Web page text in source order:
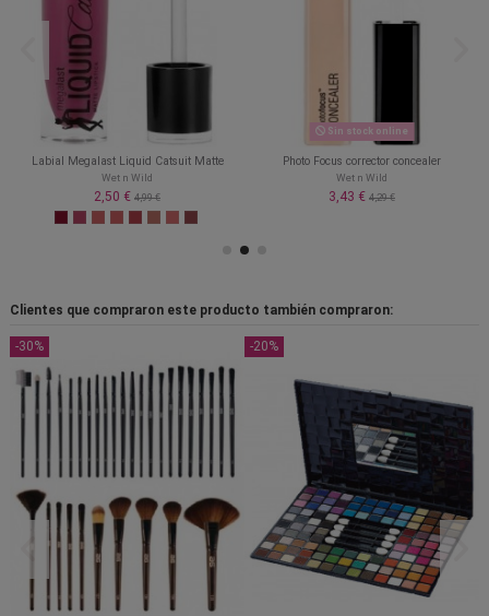
Labial Megalast Liquid Catsuit Matte
Wet n Wild
2,50 € 4,99 €
Sin stock online
Photo Focus corrector concealer
Wet n Wild
3,43 € 4,29 €
Clientes que compraron este producto también compraron:
-30% -20%